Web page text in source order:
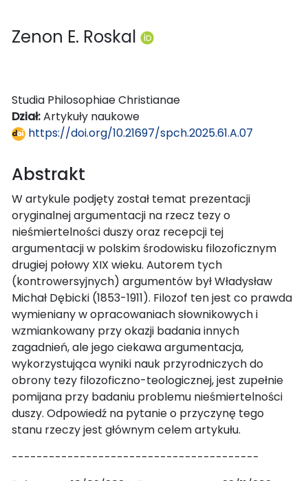
Zenon E. Roskal
Studia Philosophiae Christianae
Dział:Artykuły naukowe
https://doi.org/10.21697/spch.2025.61.A.07
Abstrakt
W artykule podjęty został temat prezentacji
oryginalnej argumentacji na rzecz tezy o
nieśmiertelności duszy oraz recepcji tej
argumentacji w polskim środowisku filozoficznym
drugiej połowy XIX wieku. Autorem tych
(kontrowersyjnych) argumentów był Władysław
Michał Dębicki (1853-1911). Filozof ten jest co prawda
wymieniany w opracowaniach słownikowych i
wzmiankowany przy okazji badania innych
zagadnień, ale jego ciekawa argumentacja,
wykorzystująca wyniki nauk przyrodniczych do
obrony tezy filozoficzno-teologicznej, jest zupełnie
pomijana przy badaniu problemu nieśmiertelności
duszy. Odpowiedź na pytanie o przyczynę tego
stanu rzeczy jest głównym celem artykułu.
----------------------------------------